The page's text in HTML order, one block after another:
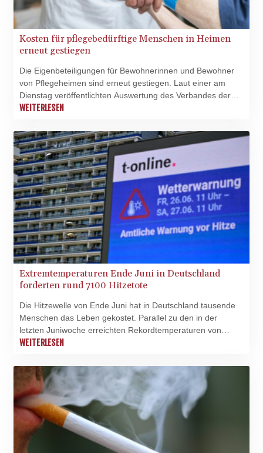
Kosten für pflegebedürftige Menschen in Heimen
erneut gestiegen
Die Eigenbeteiligungen für Bewohnerinnen und Bewohner
von Pflegeheimen sind erneut gestiegen. Laut einer am
Dienstag veröffentlichten Auswertung des Verbandes der
Ersatzkassen (vdek) mussten Pflegebedürftige nach Stand
durchschnittlich 3364 Euro monatlich aus eigener Tasche
zahlen. Dies seien 256 Euro mehr pro Monat als ein Jahr
zuvor.
WEITERLESEN
Extremtemperaturen Ende Juni in Deutschland
forderten rund 7100 Hitzetote
Die Hitzewelle von Ende Juni hat in Deutschland tausende
Menschen das Leben gekostet. Parallel zu den in der
letzten Juniwoche erreichten Rekordtemperaturen von
mancherorts mehr als 41 Grad Celsius starben etwa 23.900
zuvor, wie das Statistische Bundesamt in Wiesbaden am
Dienstag mitteilte. Die Sterbefallzahlen lagen in der Woche
vom 22. bis 28. Juni damit um 32 Prozent über dem
Vergleichswert der Vorjahre.
WEITERLESEN